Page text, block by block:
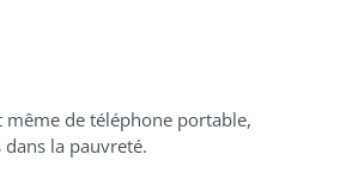
même de téléphone portable,
la pauvreté.